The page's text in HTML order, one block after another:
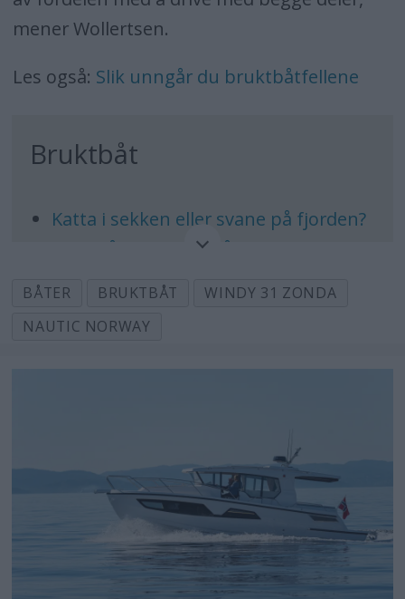
mener Wollertsen.
Les også: Slik unngår du bruktbåtfellene
Bruktbåt
Katta i sekken eller svane på fjorden?
Gode råd før bruktbåtkjøpet
BRUKTBÅT: De beste kjøpene - De
beste brukte bobåtkjøpene
 Festen over i bruktbåtmarkedet
Gode daycruiserkjøp for over en halv
million kroner
Pusset opp for 18 millioner - selges
BÅTER BRUKTBÅT
WINDY 31 ZONDA
NAUTIC NORWAY